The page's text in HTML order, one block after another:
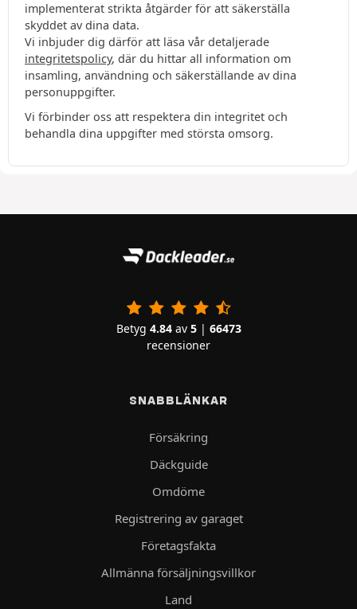
implementerat strikta åtgärder för att säkerställa
skyddet av dina data.
Vi inbjuder dig därför att läsa vår detaljerade
integritetspolicy, där du hittar all information om
insamling, användning och säkerställande av dina
personuppgifter.
Vi förbinder oss att respektera din integritet och
behandla dina uppgifter med största omsorg.
Betyg 4.84av 5| 66473
recensioner
SNABBLÄNKAR
Försäkring
Däckguide
Omdöme
Registrering av garaget
Företagsfakta
Allmänna försäljningsvillkor
Land